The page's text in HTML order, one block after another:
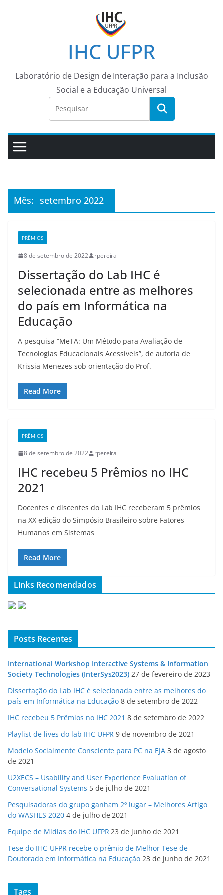
IHC UFPR
Laboratório de Design de Interação para a Inclusão
Social e a Educação Universal
Mês: setembro 2022
PRÊMIOS
8 de setembro de 2022 rpereira
Dissertação do Lab IHC é
selecionada entre as melhores
do país em Informática na
Educação
A pesquisa “MeTA: Um Método para Avaliação de
Tecnologias Educacionais Acessíveis”, de autoria de
Krissia Menezes sob orientação do Prof.
Read More
PRÊMIOS
8 de setembro de 2022 rpereira
IHC recebeu 5 Prêmios no IHC
2021
Docentes e discentes do Lab IHC receberam 5 prêmios
na XX edição do Simpósio Brasileiro sobre Fatores
Humanos em Sistemas
Read More
Links Recomendados
Posts Recentes
International Workshop Interactive Systems & Information
Society Technologies (InterSys2023) 27 de fevereiro de 2023
Dissertação do Lab IHC é selecionada entre as melhores do
país em Informática na Educação 8 de setembro de 2022
IHC recebeu 5 Prêmios no IHC 2021 8 de setembro de 2022
Playlist de lives do lab IHC UFPR 9 de novembro de 2021
Modelo Socialmente Consciente para PC na EJA 3 de agosto
de 2021
U2XECS – Usability and User Experience Evaluation of
Conversational Systems 5 de julho de 2021
Pesquisadoras do grupo ganham 2º lugar – Melhores Artigo
do WASHES 2020 4 de julho de 2021
Equipe de Mídias do IHC UFPR 23 de junho de 2021
Tese do IHC-UFPR recebe o prêmio de Melhor Tese de
Doutorado em Informática na Educação 23 de junho de 2021
Tags